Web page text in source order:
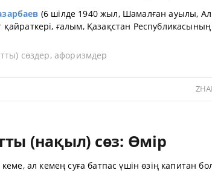
(6 шілде 1940 жыл, Шамалған ауылы,
ғалым, Қазақстан
сөздер, афоризмдер
(нақыл) сөз: Өмір
ал кемең суға батпас үшін өзің капитан